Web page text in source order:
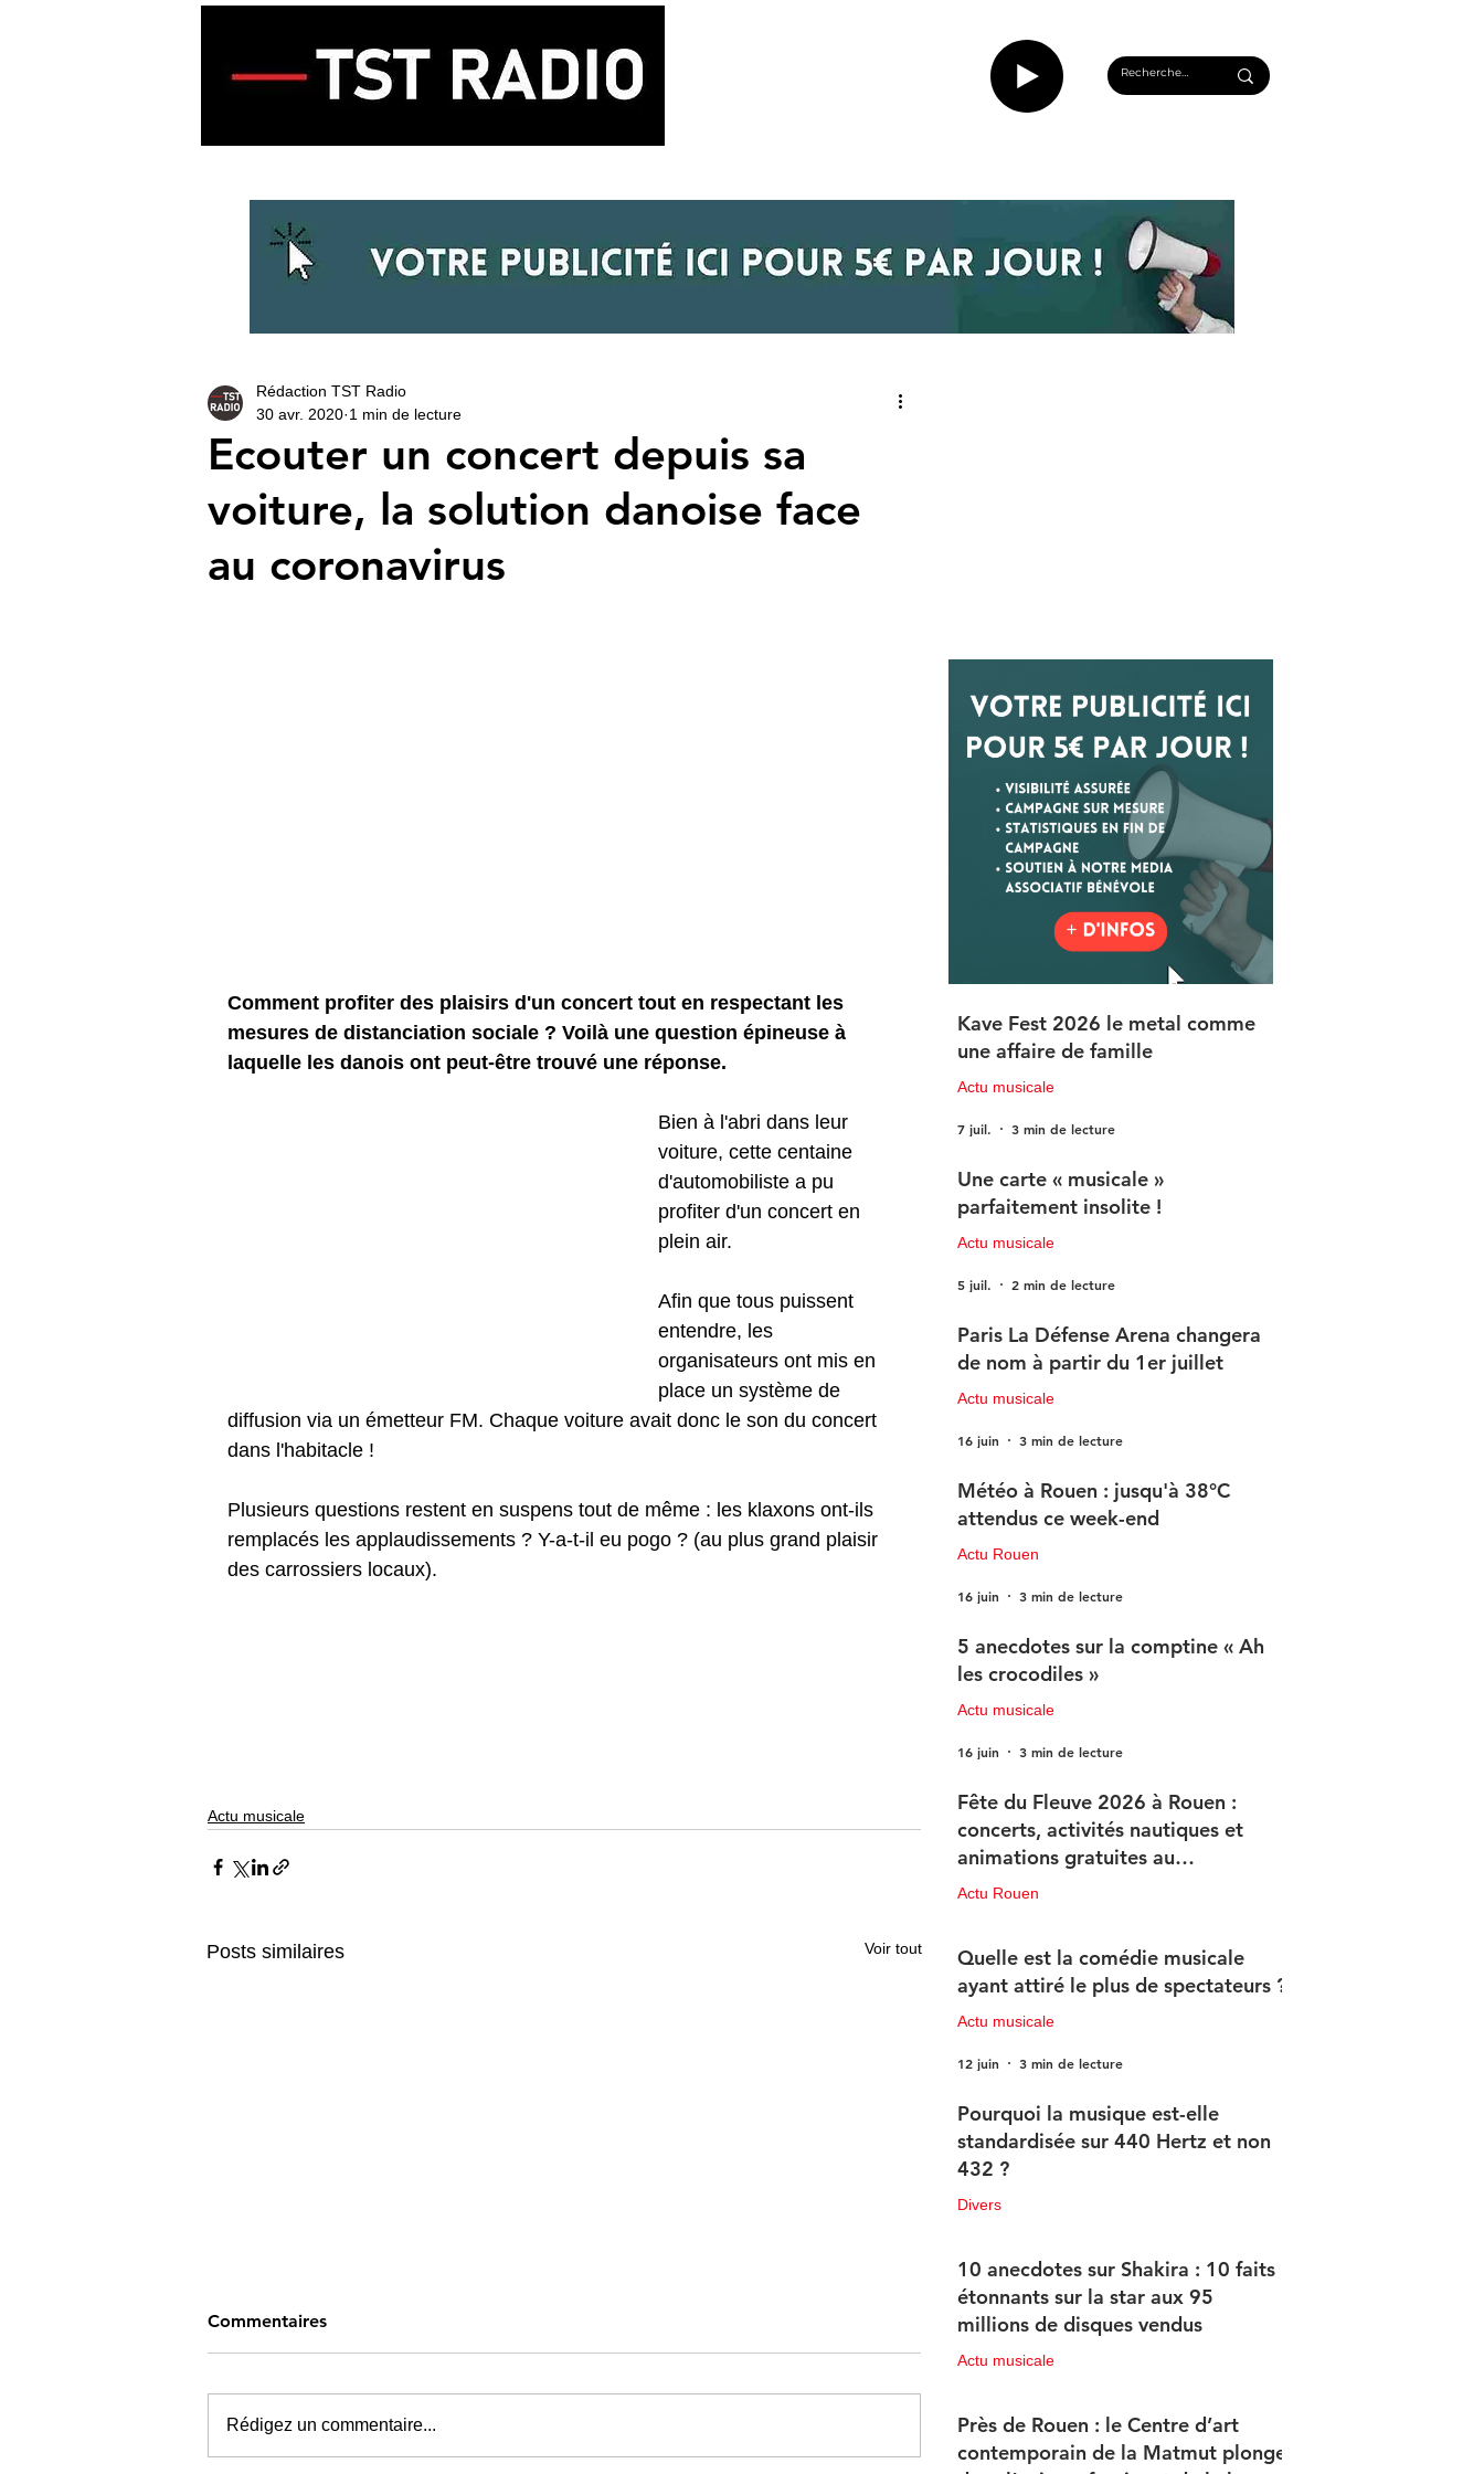
Ecouter un concert depuis sa
voiture, la solution danoise face
au coronavirus
Rédaction TST Radio
30 avr. 2020 1 min de lecture
Comment profiter des plaisirs d'un concert tout en respectant les
mesures de distanciation sociale ? Voilà une question épineuse à
laquelle les danois ont peut-être trouvé une réponse.
Bien à l'abri dans leur
voiture, cette centaine
d'automobiliste a pu
profiter d'un concert en
plein air.
Afin que tous puissent
entendre, les
organisateurs ont mis en
place un système de
diffusion via un émetteur FM. Chaque voiture avait donc le son du concert
dans l'habitacle !
Plusieurs questions restent en suspens tout de même : les klaxons ont-ils
remplacés les applaudissements ? Y-a-t-il eu pogo ? (au plus grand plaisir
des carrossiers locaux).
Actu musicale
Posts similaires Voir tout
Commentaires
Rédigez un commentaire...
Kave Fest 2026 le metal comme
une affaire de famille
Actu musicale
7 juil. 3 min de lecture
Une carte « musicale »
parfaitement insolite !
Actu musicale
5 juil. 2 min de lecture
Paris La Défense Arena changera
de nom à partir du 1er juillet
Actu musicale
16 juin 3 min de lecture
Météo à Rouen : jusqu'à 38°C
attendus ce week-end
Actu Rouen
16 juin 3 min de lecture
5 anecdotes sur la comptine « Ah
les crocodiles »
Actu musicale
16 juin 3 min de lecture
Fête du Fleuve 2026 à Rouen :
concerts, activités nautiques et
animations gratuites au
programme
Actu Rouen
Quelle est la comédie musicale
ayant attiré le plus de spectateurs ?
Actu musicale
12 juin 3 min de lecture
Pourquoi la musique est-elle
standardisée sur 440 Hertz et non
432 ?
Divers
10 anecdotes sur Shakira : 10 faits
étonnants sur la star aux 95
millions de disques vendus
Actu musicale
Près de Rouen : le Centre d’art
contemporain de la Matmut plonge